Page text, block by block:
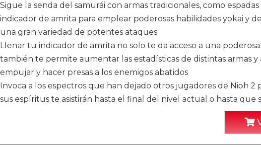
Sigue la senda del samurái con armas tradicionales, como
indicador de amrita para emplear poderosas habilidades yokai y
una gran variedad de potentes ataques
Llenar tu indicador de amrita no solo te da acceso a una
también te permite aumentar las estadísticas de distintas armas y
empujar y hacer presas a los enemigos abatidos
Invoca a los espectros que han dejado otros jugadores de Nioh 2
sus espíritus te asistirán hasta el final del nivel actual o hasta que